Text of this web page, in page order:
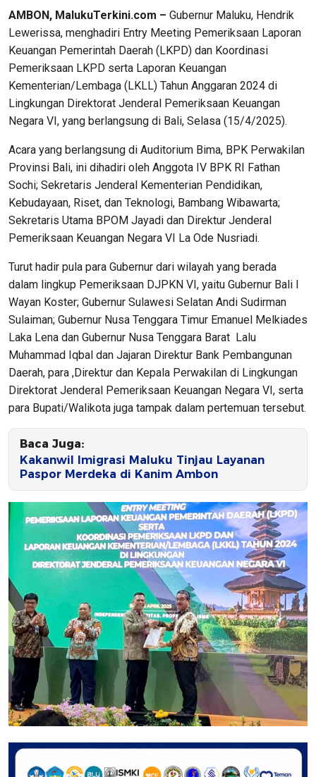
AMBON, MalukuTerkini.com – Gubernur Maluku, Hendrik
Lewerissa, menghadiri Entry Meeting Pemeriksaan Laporan
Keuangan Pemerintah Daerah (LKPD) dan Koordinasi
Pemeriksaan LKPD serta Laporan Keuangan
Kementerian/Lembaga (LKLL) Tahun Anggaran 2024 di
Lingkungan Direktorat Jenderal Pemeriksaan Keuangan
Negara VI, yang berlangsung di Bali, Selasa (15/4/2025).
Acara yang berlangsung di Auditorium Bima, BPK Perwakilan
Provinsi Bali, ini dihadiri oleh Anggota IV BPK RI Fathan
Sochi; Sekretaris Jenderal Kementerian Pendidikan,
Kebudayaan, Riset, dan Teknologi, Bambang Wibawarta;
Sekretaris Utama BPOM Jayadi dan Direktur Jenderal
Pemeriksaan Keuangan Negara VI La Ode Nusriadi.
Turut hadir pula para Gubernur dari wilayah yang berada
dalam lingkup Pemeriksaan DJPKN VI, yaitu Gubernur Bali I
Wayan Koster; Gubernur Sulawesi Selatan Andi Sudirman
Sulaiman; Gubernur Nusa Tenggara Timur Emanuel Melkiades
Laka Lena dan Gubernur Nusa Tenggara Barat Lalu
Muhammad Iqbal dan Jajaran Direktur Bank Pembangunan
Daerah, para ,Direktur dan Kepala Perwakilan di Lingkungan
Direktorat Jenderal Pemeriksaan Keuangan Negara VI, serta
para Bupati/Walikota juga tampak dalam pertemuan tersebut.
Baca Juga:
Kakanwil Imigrasi Maluku Tinjau Layanan
Paspor Merdeka di Kanim Ambon